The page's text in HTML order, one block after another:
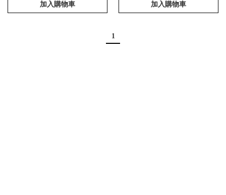
加入購物車 加入購物車
1